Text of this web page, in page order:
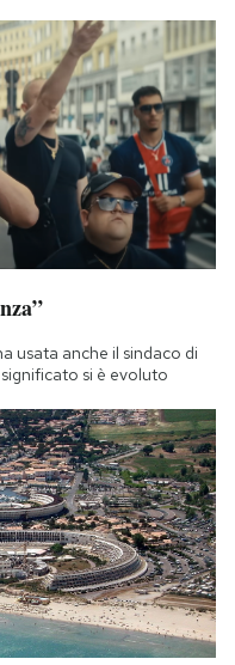
usata anche il sindaco di
si è evoluto